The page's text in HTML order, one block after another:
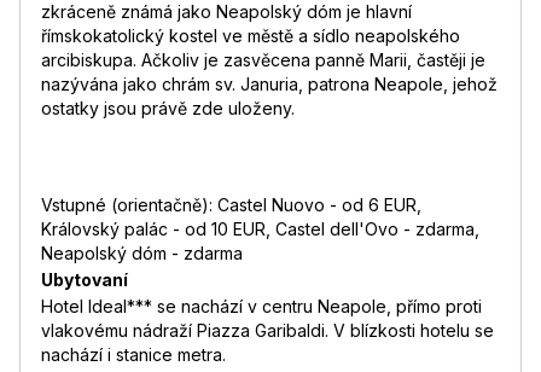
zkráceně známá jako Neapolský dóm je hlavní
římskokatolický kostel ve městě a sídlo neapolského
arcibiskupa. Ačkoliv je zasvěcena panně Marii, častěji je
nazývána jako chrám sv. Januria, patrona Neapole, jehož
ostatky jsou právě zde uloženy.
Vstupné (orientačně): Castel Nuovo - od 6 EUR,
Královský palác - od 10 EUR, Castel dell'Ovo - zdarma,
Neapolský dóm - zdarma
Ubytovaní
Hotel Ideal*** se nachází v centru Neapole, přímo proti
vlakovému nádraží Piazza Garibaldi. V blízkosti hotelu se
nachází i stanice metra.